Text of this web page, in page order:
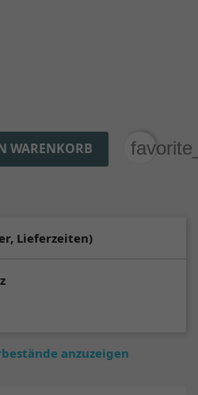
WARENKORB
Lieferzeiten)
anzuzeigen